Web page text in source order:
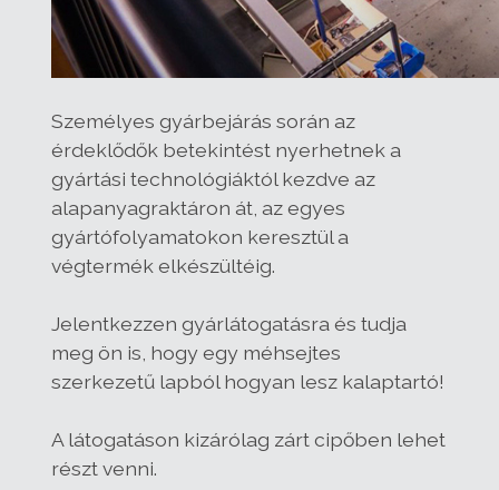
Személyes gyárbejárás során az
érdeklődők betekintést nyerhetnek a
gyártási technológiáktól kezdve az
alapanyagraktáron át, az egyes
gyártófolyamatokon keresztül a
végtermék elkészültéig.
Jelentkezzen gyárlátogatásra és tudja
meg ön is, hogy egy méhsejtes
szerkezetű lapból hogyan lesz kalaptartó!
A látogatáson kizárólag zárt cipőben lehet
részt venni.